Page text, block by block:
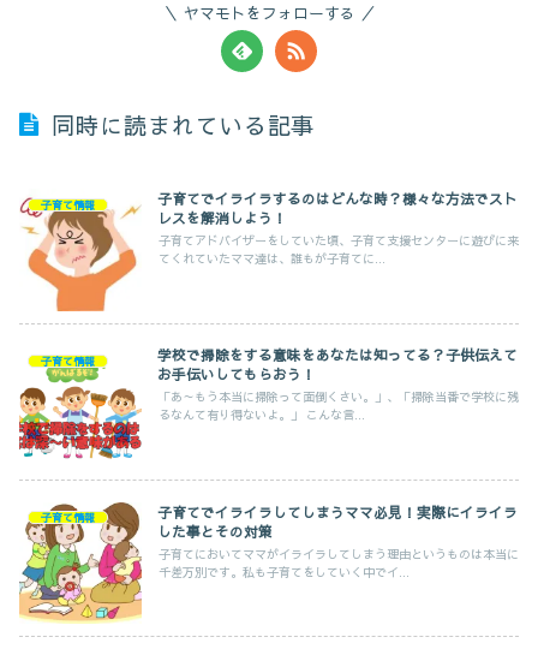
ヤマモトをフォローする
同時に読まれている記事
子育て情報
子育てでイライラするのはどんな時？様々な方法でスト
レスを解消しよう！
子育てアドバイザーをしていた頃、子育て支援センターに遊びに来
てくれていたママ達は、誰もが子育てに...
子育て情報
学校で掃除をする意味をあなたは知ってる？子供伝えて
お手伝いしてもらおう！
「あ～もう本当に掃除って面倒くさい。」、「掃除当番で学校に残
るなんて有り得ないよ。」 こんな言...
子育て情報
子育てでイライラしてしまうママ必見！実際にイライラ
した事とその対策
子育てにおいてママがイライラしてしまう理由というものは本当に
千差万別です。私も子育てをしていく中でイ...